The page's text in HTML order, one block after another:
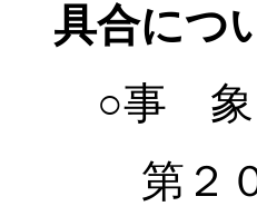
具合につ
○事 象
第２